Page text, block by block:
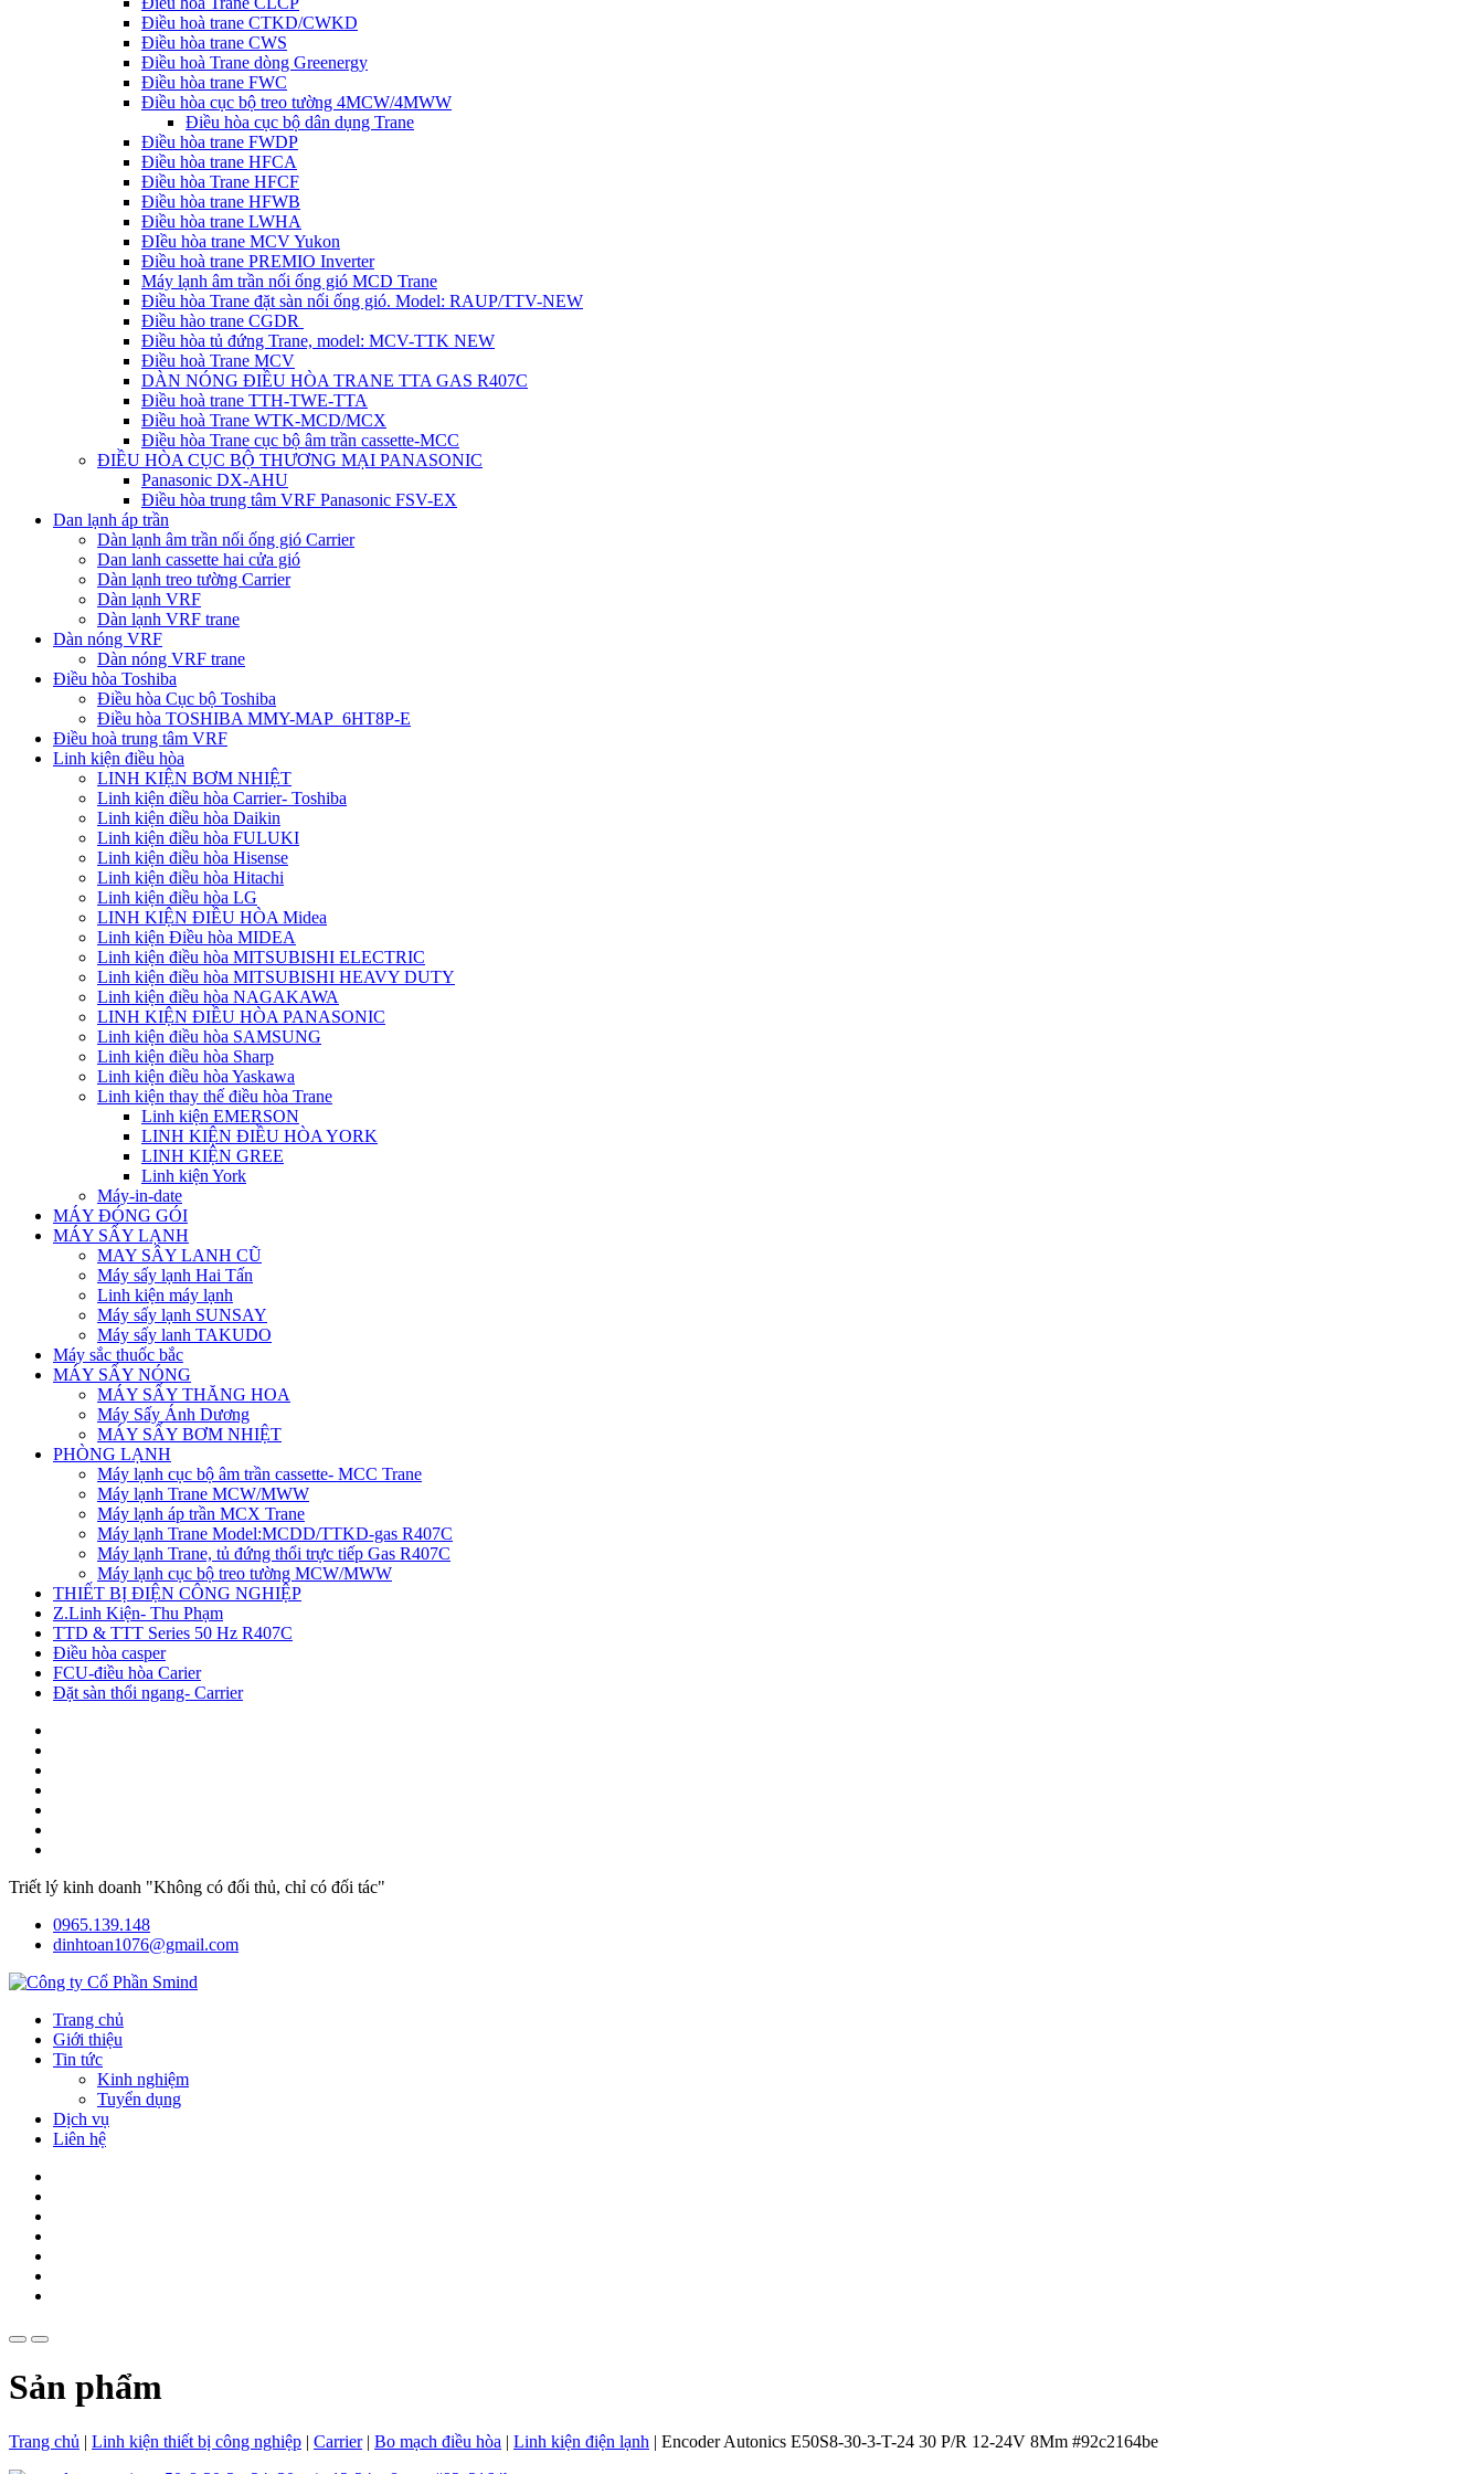
Điều hoà trane CTKD/CWKD
Điều hòa trane CWS
Điều hoà Trane dòng Greenergy
Điều hòa trane FWC
Điều hòa cục bộ treo tường 4MCW/4MWW
Điều hòa cục bộ dân dụng Trane
Điều hòa trane FWDP
Điều hòa trane HFCA
Điều hòa Trane HFCF
Điều hòa trane HFWB
Điều hòa trane LWHA
ĐIều hòa trane MCV Yukon
Điều hoà trane PREMIO Inverter
Máy lạnh âm trần nối ống gió MCD Trane
Điều hòa Trane đặt sàn nối ống gió. Model: RAUP/TTV-NEW
Điều hào trane CGDR
Điều hòa tủ đứng Trane, model: MCV-TTK NEW
Điều hoà Trane MCV
DÀN NÓNG ĐIỀU HÒA TRANE TTA GAS R407C
Điều hoà trane TTH-TWE-TTA
Điều hoà Trane WTK-MCD/MCX
Điều hòa Trane cục bộ âm trần cassette-MCC
ĐIỀU HÒA CỤC BỘ THƯƠNG MẠI PANASONIC
Panasonic DX-AHU
Điều hòa trung tâm VRF Panasonic FSV-EX
Dan lạnh áp trần
Dàn lạnh âm trần nối ống gió Carrier
Dan lanh cassette hai cửa gió
Dàn lạnh treo tường Carrier
Dàn lạnh VRF
Dàn lạnh VRF trane
Dàn nóng VRF
Dàn nóng VRF trane
Điều hòa Toshiba
Điều hòa Cục bộ Toshiba
Điều hòa TOSHIBA MMY-MAP_6HT8P-E
Điều hoà trung tâm VRF
Linh kiện điều hòa
LINH KIỆN BƠM NHIỆT
Linh kiện điều hòa Carrier- Toshiba
Linh kiện điều hòa Daikin
Linh kiện điều hòa FULUKI
Linh kiện điều hòa Hisense
Linh kiện điều hòa Hitachi
Linh kiện điều hòa LG
LINH KIỆN ĐIỀU HÒA Midea
Linh kiện Điều hòa MIDEA
Linh kiện điều hòa MITSUBISHI ELECTRIC
Linh kiện điều hòa MITSUBISHI HEAVY DUTY
Linh kiện điều hòa NAGAKAWA
LINH KIỆN ĐIỀU HÒA PANASONIC
Linh kiện điều hòa SAMSUNG
Linh kiện điều hòa Sharp
Linh kiện điều hòa Yaskawa
Linh kiện thay thế điều hòa Trane
Linh kiện EMERSON
LINH KIỆN ĐIỀU HÒA YORK
LINH KIỆN GREE
Linh kiện York
Máy-in-date
MÁY ĐÓNG GÓI
MÁY SẤY LẠNH
MAY SÂY LANH CŨ
Máy sấy lạnh Hai Tấn
Linh kiện máy lạnh
Máy sấy lạnh SUNSAY
Máy sấy lanh TAKUDO
Máy sắc thuốc bắc
MÁY SẤY NÓNG
MÁY SẤY THĂNG HOA
Máy Sấy Ánh Dương
MÁY SẤY BƠM NHIỆT
PHÒNG LẠNH
Máy lạnh cục bộ âm trần cassette- MCC Trane
Máy lạnh Trane MCW/MWW
Máy lạnh áp trần MCX Trane
Máy lạnh Trane Model:MCDD/TTKD-gas R407C
Máy lạnh Trane, tủ đứng thổi trực tiếp Gas R407C
Máy lạnh cục bộ treo tường MCW/MWW
THIẾT BỊ ĐIỆN CÔNG NGHIỆP
Z.Linh Kiện- Thu Phạm
TTD & TTT Series 50 Hz R407C
Điều hòa casper
FCU-điều hòa Carier
Đặt sàn thổi ngang- Carrier
Triết lý kinh doanh "Không có đối thủ, chỉ có đối tác"
0965.139.148
dinhtoan1076@gmail.com
Trang chủ
Giới thiệu
Tin tức
Kinh nghiệm
Tuyển dụng
Dịch vụ
Liên hệ
Sản phẩm
Trang chủ | Linh kiện thiết bị công nghiệp | Carrier| Bo mạch điều hòa | Linh kiện điện lạnh | Encoder Autonics E50S8-30-3-T-24 30 P/R 12-24V 8Mm #92c2164be